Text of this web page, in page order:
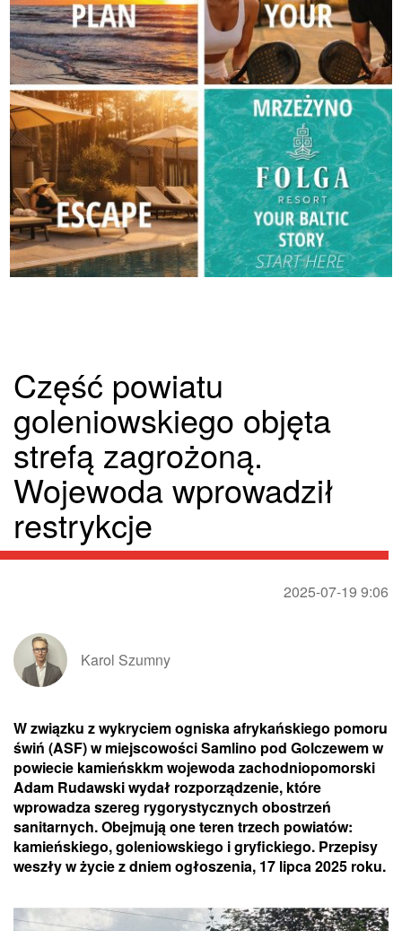
Część powiatu
goleniowskiego objęta
strefą zagrożoną.
Wojewoda wprowadził
restrykcje
2025-07-19 9:06
Karol Szumny
W związku z wykryciem ogniska afrykańskiego pomoru
świń (ASF) w miejscowości Samlino pod Golczewem w
powiecie kamieńskkm wojewoda zachodniopomorski
Adam Rudawski wydał rozporządzenie, które
wprowadza szereg rygorystycznych obostrzeń
sanitarnych. Obejmują one teren trzech powiatów:
kamieńskiego, goleniowskiego i gryfickiego. Przepisy
weszły w życie z dniem ogłoszenia, 17 lipca 2025 roku.